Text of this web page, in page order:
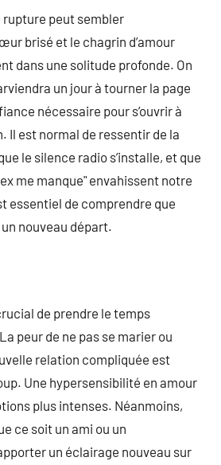
rupture peut sembler
brisé et le chagrin d’amour
dans une solitude profonde. On
un jour à tourner la page
nécessaire pour s’ouvrir à
Il est normal de ressentir de la
le silence radio s’installe, et que
me manque" envahissent notre
essentiel de comprendre que
nouveau départ.
de prendre le temps
peur de ne pas se marier ou
relation compliquée est
Une hypersensibilité en amour
plus intenses. Néanmoins,
ce soit un ami ou un
un éclairage nouveau sur